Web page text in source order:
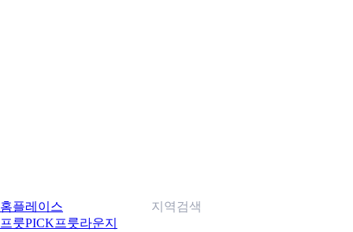
홈플레이스
프룻PICK프룻라운지
지역검색